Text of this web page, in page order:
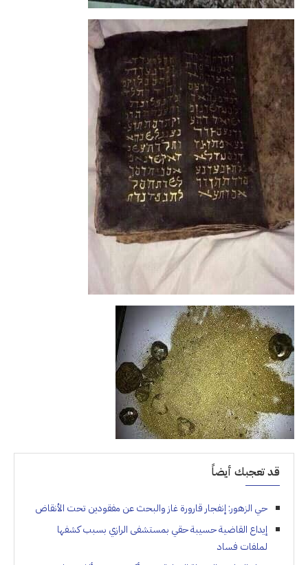
قد تعجبك أيضاً
حي الزهور: إنفجار قارورة غاز والبحث عن مفقودين تحت الأنقاض
إيداع القاضية حسيبة حقي بمستشفى الرازي بسبب كشفها
لملفات فساد